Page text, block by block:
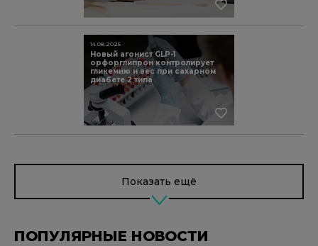
Новый агонист GLP-1
орфорглипрон контролирует
гликемию и вес при сахарном
диабете 2 типа
14.08.2025
Показать ещё
ПОПУЛЯРНЫЕ НОВОСТИ